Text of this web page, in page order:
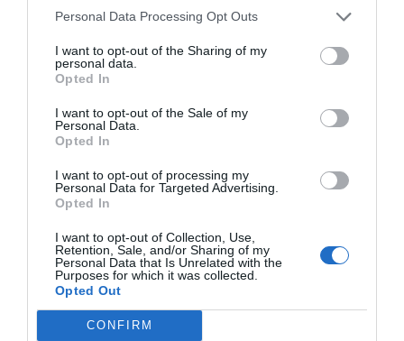
Personal Data Processing Opt Outs
I want to opt-out of the Sharing of my
personal data.
Opted In
I want to opt-out of the Sale of my
Personal Data.
Opted In
I want to opt-out of processing my
Personal Data for Targeted Advertising.
Opted In
I want to opt-out of Collection, Use,
Retention, Sale, and/or Sharing of my
Personal Data that Is Unrelated with the
Purposes for which it was collected.
Opted Out
CONFIRM
Eulogio López 08/08/26 06:00
ECONOMÍA
Seamos más responsables: no siempre el
banco tiene la culpa
Eulogio López 08/08/26 06:00
INTERNACIONAL
Occidente, la de Nagasaki sí: era la ciudad
católica del Japón
Marcelo Gullo: “El trabajo de desmitificar la
historia, de poner la verdadera, de